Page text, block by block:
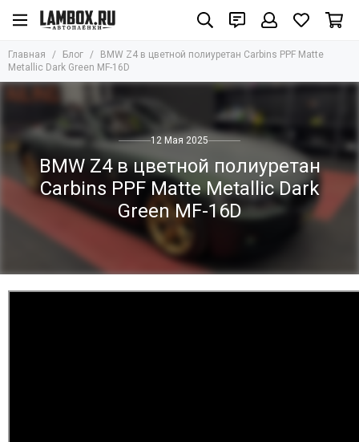
Главная Блог
BMW Z4 в цветной полиуретан Carbins PPF Matte
Metallic Dark Green MF-16D
12 Мая 2025
BMW Z4 в цветной полиуретан
Carbins PPF Matte Metallic Dark
Green MF-16D